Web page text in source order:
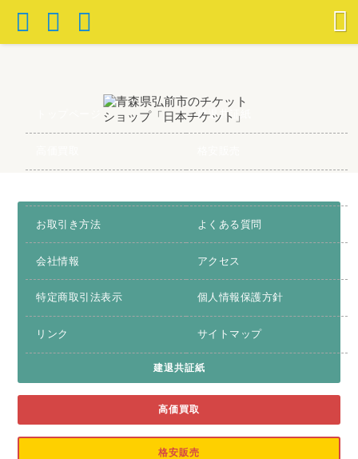
建退共証紙
お取引き方法 よくある質問
会社情報 アクセス
特定商取引法表示 個人情報保護方針
リンク サイトマップ
建退共証紙
高価買取
格安販売